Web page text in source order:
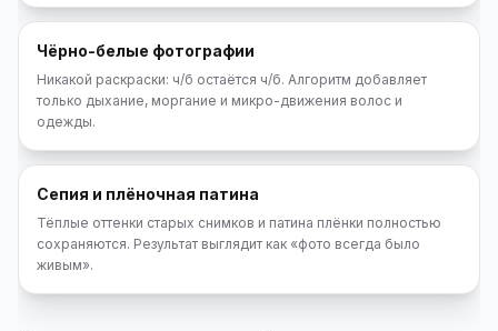
Чёрно-белые фотографии
Никакой раскраски: ч/б остаётся ч/б. Алгоритм добавляет
только дыхание, моргание и микро-движения волос и
одежды.
Сепия и плёночная патина
Тёплые оттенки старых снимков и патина плёнки полностью
сохраняются. Результат выглядит как «фото всегда было
живым».